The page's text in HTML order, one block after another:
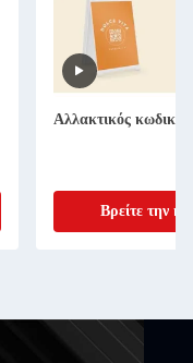
Αλλακτικός
Βρείτε την